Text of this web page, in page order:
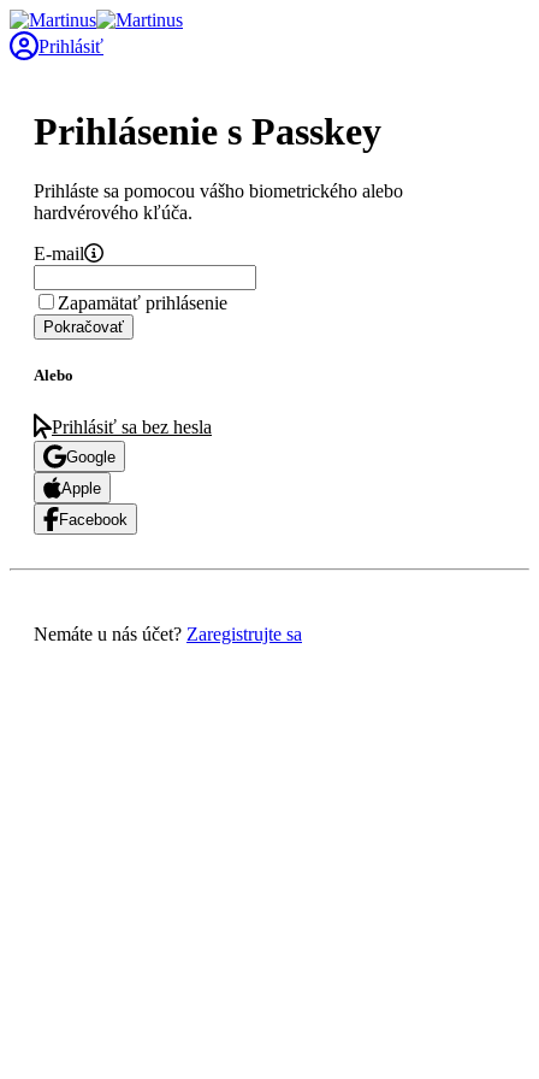
Prihlásiť
Prihlásenie s Passkey
Prihláste sa pomocou vášho biometrického alebo
hardvérového kľúča.
E-mail
Zapamätať prihlásenie
Pokračovať
Alebo
Prihlásiť sa bez hesla
Google
Apple
Facebook
Nemáte u nás účet? Zaregistrujte sa